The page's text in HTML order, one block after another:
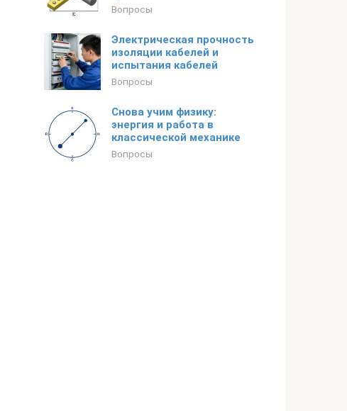
Вопросы
Электрическая прочность
изоляции кабелей и
испытания кабелей
Вопросы
Снова учим физику:
энергия и работа в
классической механике
Вопросы